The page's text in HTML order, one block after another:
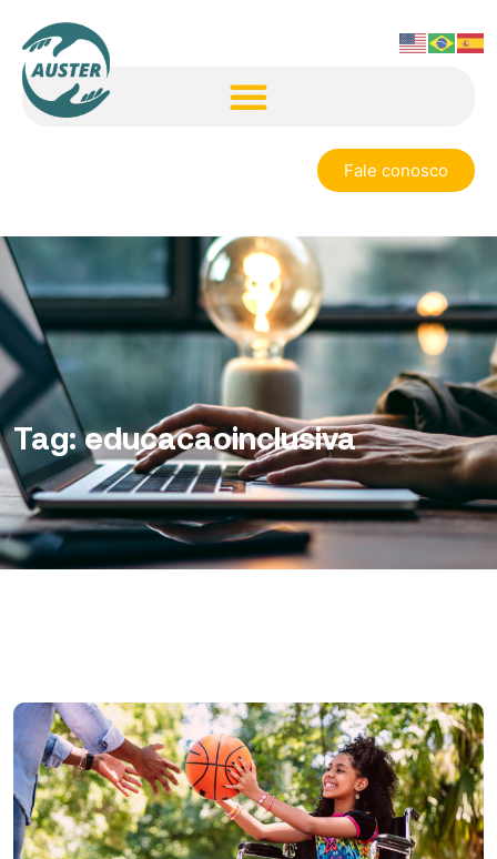
Fale conosco
Tag:educacaoinclusiva